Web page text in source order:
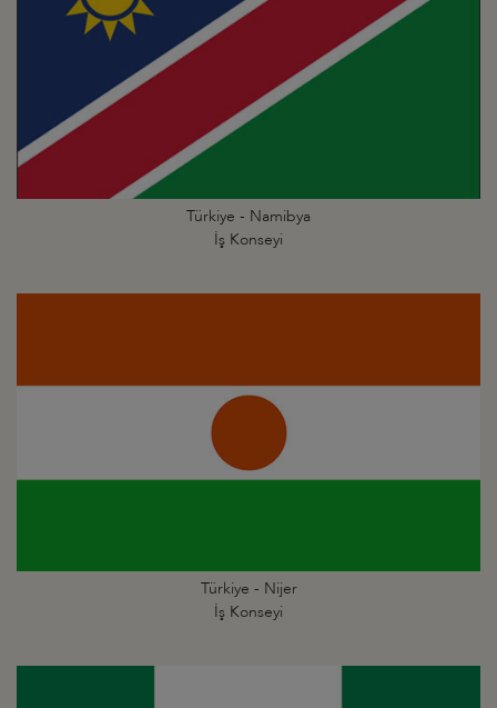
Türkiye - Namibya
İş Konseyi
Türkiye - Nijer
İş Konseyi